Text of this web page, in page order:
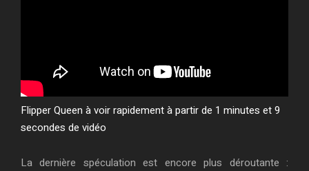
Flipper Queen à voir rapidement à partir de 1 minutes et 9
secondes de vidéo
La dernière spéculation est encore plus déroutante :